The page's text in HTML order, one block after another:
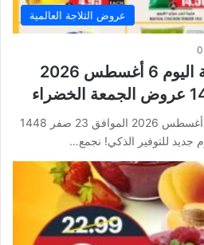
عروض الثلاجة العالمية
0
عروض الثلاجة العالمية اليوم 6 أغسطس 2026
عروض الثلاجة العالمية اليوم 6 أغسطس 2026 الموافق 23 صفر 1448
للتوفير الذكي! نجمع…